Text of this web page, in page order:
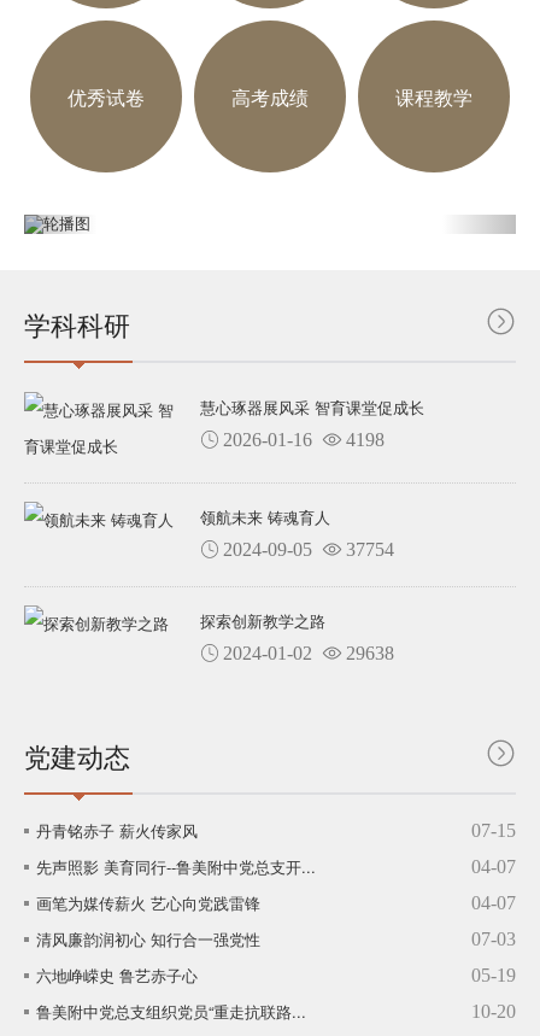
优秀试卷 高考成绩 课程教学
学科科研
慧心琢器展风采 智育课堂促成长
2026-01-16 4198
领航未来 铸魂育人
2024-09-05 37754
探索创新教学之路
2024-01-02 29638
党建动态
丹青铭赤子 薪火传家风 07-15
先声照影 美育同行--鲁美附中党总支开... 04-07
画笔为媒传薪火 艺心向党践雷锋 04-07
清风廉韵润初心 知行合一强党性 07-03
六地峥嵘史 鲁艺赤子心 05-19
鲁美附中党总支组织党员“重走抗联路... 10-20